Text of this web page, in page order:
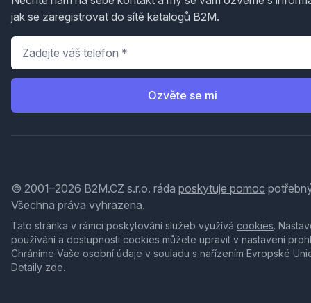
jak se zaregistrovat do sítě katalogů B2M.
Telefon
Ozvěte se mi
© 2001–2026 B2M.CZ s.r.o. ráda poskytuje pomoc
Všechna práva vyhrazena.
Tato stránka v rámci poskytování služeb využívá cookies.
používání a dostupnosti cookies můžete upravit v nastavení
Chráníme Vaše osobní údaje v souladu s nařízením Evropské
Detaily zde.